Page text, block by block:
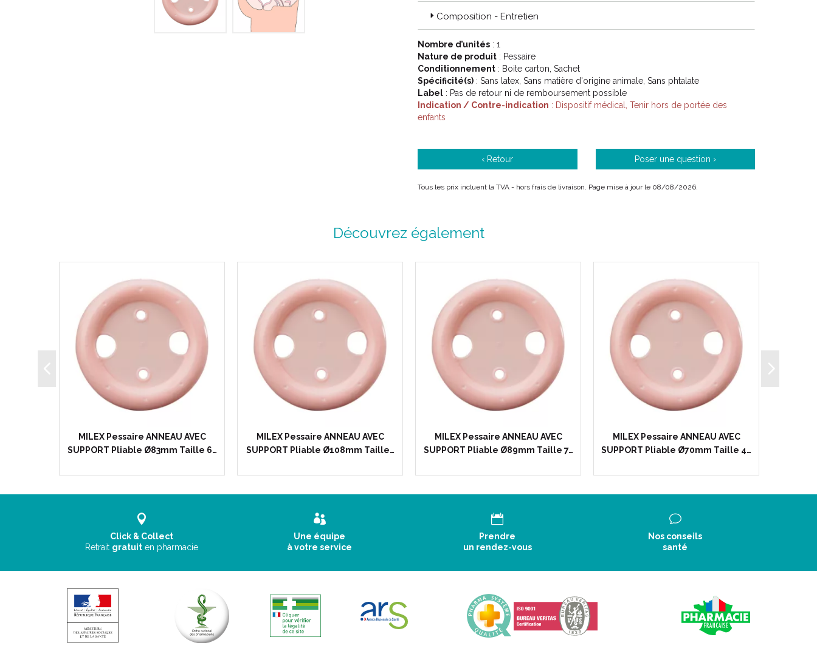
Code EAN : 0888937008616
Composition - Entretien
Nombre d’unités : 1
Nature de produit : Pessaire
Conditionnement : Boite carton, Sachet
Spécificité(s) : Sans latex, Sans matière d'origine animale, Sans phtalate
Label : Pas de retour ni de remboursement possible
Indication / Contre-indication : Dispositif médical, Tenir hors de portée des
enfants
‹ Retour Poser une question ›
Tous les prix incluent la TVA - hors frais de livraison. Page mise à jour le 08/08/2026.
Découvrez également
MILEX Pessaire ANNEAU AVEC
SUPPORT Pliable Ø83mm Taille 6…
MILEX Pessaire ANNEAU AVEC
SUPPORT Pliable Ø108mm Taille…
MILEX Pessaire ANNEAU AVEC
SUPPORT Pliable Ø89mm Taille 7…
MILEX Pessaire ANNEAU AVEC
SUPPORT Pliable Ø70mm Taille 4…
Click & Collect
Retrait gratuit en pharmacie
Une équipe
à votre service
Prendre
un rendez-vous
Nos conseils
santé